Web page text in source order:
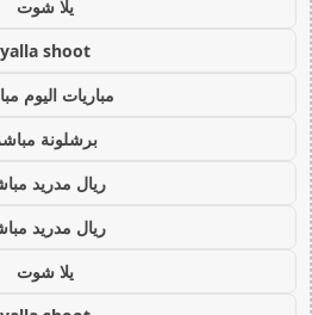
يلا شوت
yalla shoot
مباريات اليوم
برشلونة
ريال مدريد
ريال مدريد
يلا شوت